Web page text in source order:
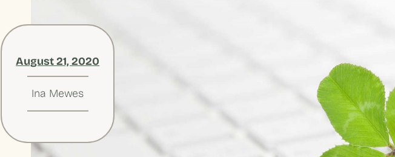
August 21, 2020
Ina Mewes